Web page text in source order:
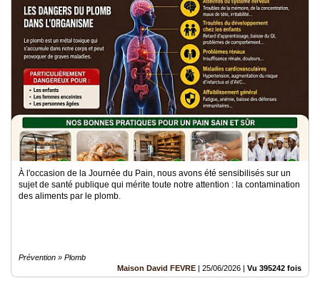
À l'occasion de la Journée du Pain, nous avons été sensibilisés sur un
sujet de santé publique qui mérite toute notre attention : la contamination
des aliments par le plomb.
Prévention » Plomb
Maison David FEVRE | 25/06/2026 | Vu 395242 fois